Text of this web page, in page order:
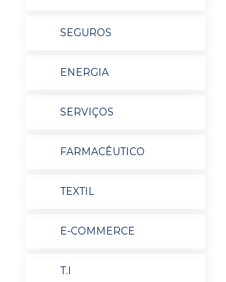
SEGUROS
ENERGIA
SERVIÇOS
FARMACÊUTICO
TEXTIL
E-COMMERCE
T.I